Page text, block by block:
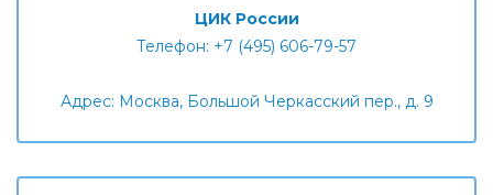
ЦИК России
Телефон: +7 (495) 606-79-57
Адрес: Москва, Большой Черкасский пер., д. 9